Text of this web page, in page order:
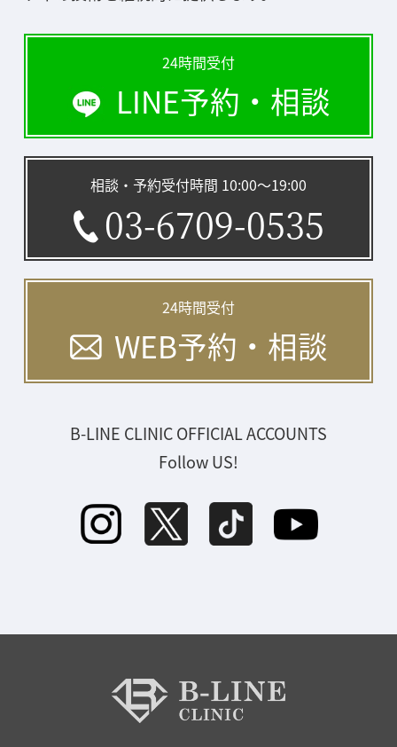
相談・予約受付時間 10:00〜19:00
03-6709-0535
24時間受付
LINE予約・相談
24時間受付
WEB予約・相談
B-LINE CLINIC OFFICIAL ACCOUNTS
Follow US!